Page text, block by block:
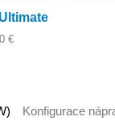
€
Konfigurace